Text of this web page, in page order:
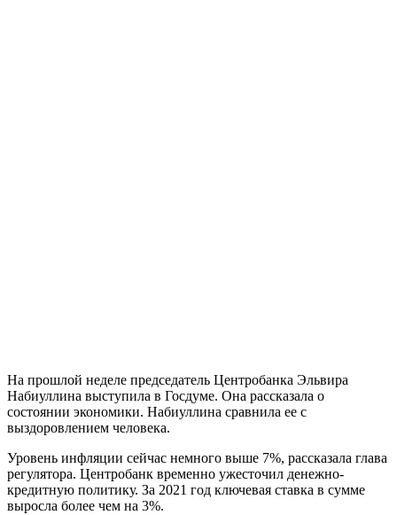
На прошлой неделе председатель Центробанка Эльвира
Набиуллина выступила в Госдуме. Она рассказала о
состоянии экономики. Набиуллина сравнила ее с
выздоровлением человека.
Уровень инфляции сейчас немного выше 7%, рассказала глава
регулятора. Центробанк временно ужесточил денежно-
кредитную политику. За 2021 год ключевая ставка в сумме
выросла более чем на 3%.